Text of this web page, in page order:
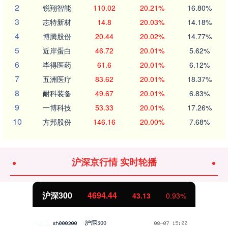
2 锐翔智能 110.02 20.21% 16.80%
3 志特新材 14.8 20.03% 14.18%
4 博腾股份 20.44 20.02% 14.77%
5 近岸蛋白 46.72 20.01% 5.62%
6 毕得医药 61.6 20.01% 6.12%
7 五洲医疗 83.62 20.01% 18.37%
8 耐科装备 49.67 20.01% 6.83%
9 一博科技 53.33 20.01% 17.26%
10 方邦股份 146.16 20.00% 7.68%
沪深京行情 实时轮播
沪深300 4694.44 43.13 0.93%